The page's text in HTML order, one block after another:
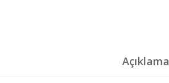
Açıklama